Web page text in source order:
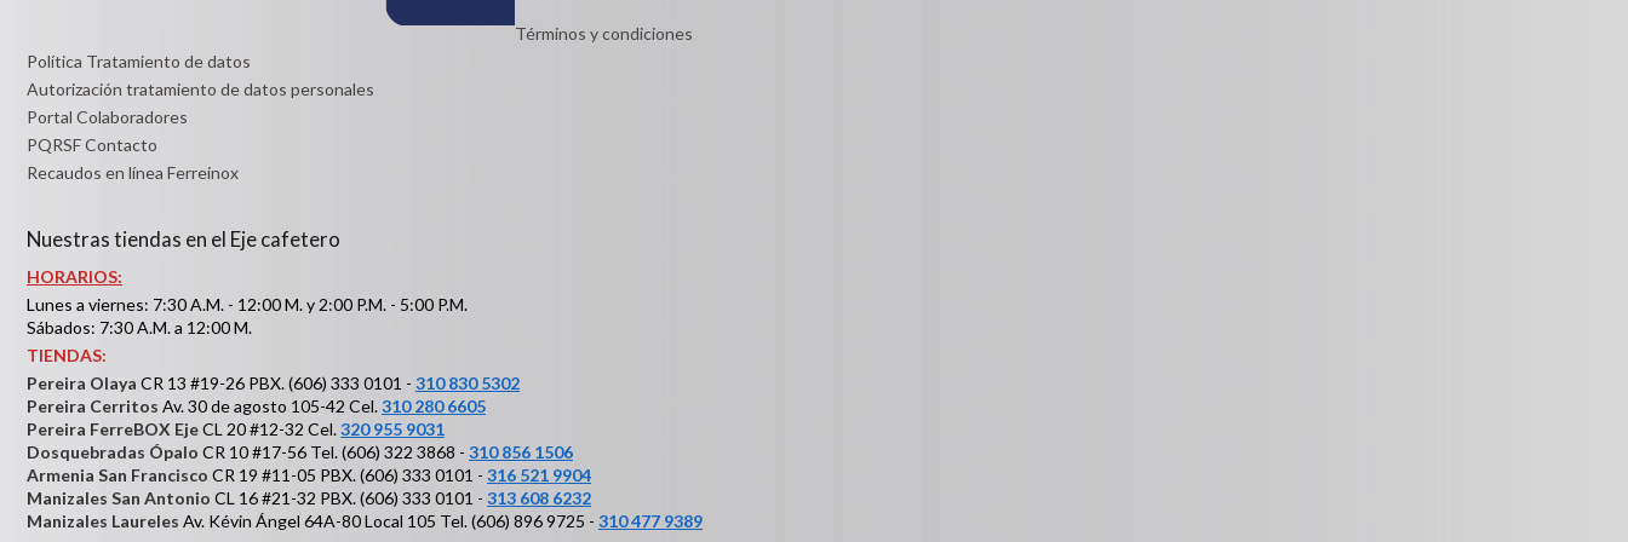
Términos y condiciones
Política Tratamiento de datos
Autorización tratamiento de datos personales
Portal Colaboradores
PQRSF Contacto
Recaudos en línea Ferreinox
Nuestras tiendas en el Eje cafetero
HORARIOS:
Lunes a viernes: 7:30 A.M. - 12:00 M. y 2:00 P.M. - 5:00 P.M.
Sábados: 7:30 A.M. a 12:00 M.
TIENDAS:
Pereira Olaya CR 13 #19-26 PBX. (606) 333 0101 - 310 830 5302
Pereira Cerritos Av. 30 de agosto 105-42 Cel.310 280 6605
Pereira FerreBOX EjeCL 20 #12-32 Cel.320 955 9031
Dosquebradas Ópalo CR 10 #17-56 Tel. (606) 322 3868 - 310 856 1506
Armenia San Francisco CR 19 #11-05 PBX. (606) 333 0101 - 316 521 9904
Manizales San Antonio CL 16 #21-32 PBX. (606) 333 0101 - 313 608 6232
Manizales Laureles Av. Kévin Ángel 64A-80 Local 105 Tel. (606) 896 9725 - 310 477 9389